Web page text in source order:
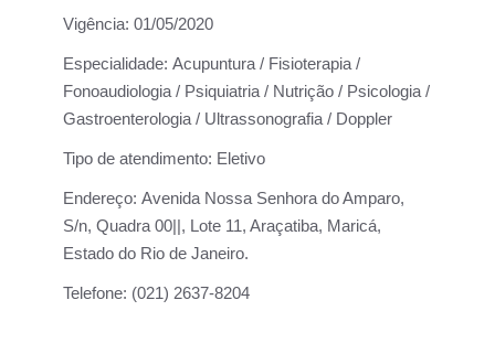
Vigência: 01/05/2020
Especialidade: Acupuntura / Fisioterapia /
Fonoaudiologia / Psiquiatria / Nutrição / Psicologia /
Gastroenterologia / Ultrassonografia / Doppler
Tipo de atendimento: Eletivo
Endereço: Avenida Nossa Senhora do Amparo,
S/n, Quadra 00||, Lote 11, Araçatiba, Maricá,
Estado do Rio de Janeiro.
Telefone: (021) 2637-8204